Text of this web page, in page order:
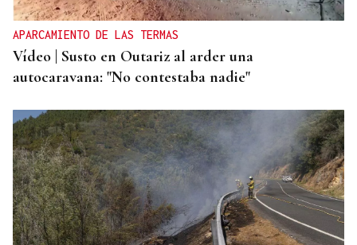
APARCAMIENTO DE LAS TERMAS
Vídeo | Susto en Outariz al arder una
autocaravana: "No contestaba nadie"